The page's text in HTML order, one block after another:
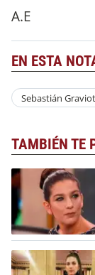
A.E
EN ESTA
Sebastián
TAMBIÉN TE